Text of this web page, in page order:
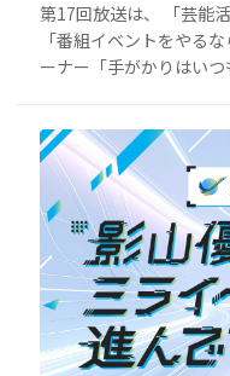
第17回放送は、 「芸能
「番組イベントをやる
ーナー「手がかりはい